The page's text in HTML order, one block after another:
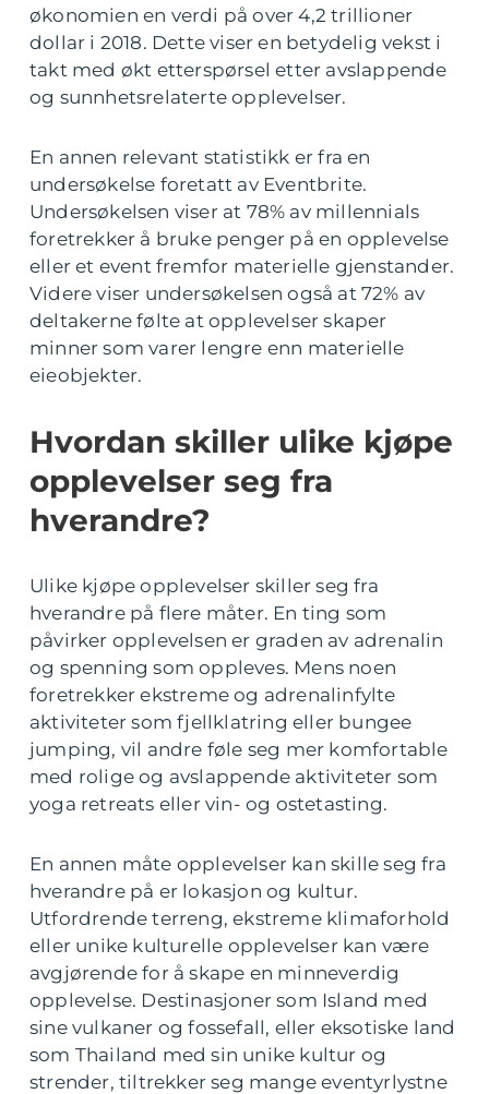
økonomien en verdi på over 4,2 trillioner
dollar i 2018. Dette viser en betydelig vekst i
takt med økt etterspørsel etter avslappende
og sunnhetsrelaterte opplevelser.
En annen relevant statistikk er fra en
undersøkelse foretatt av Eventbrite.
Undersøkelsen viser at 78% av millennials
foretrekker å bruke penger på en opplevelse
eller et event fremfor materielle gjenstander.
Videre viser undersøkelsen også at 72% av
deltakerne følte at opplevelser skaper
minner som varer lengre enn materielle
eieobjekter.
Hvordan skiller ulike kjøpe
opplevelser seg fra
hverandre?
Ulike kjøpe opplevelser skiller seg fra
hverandre på flere måter. En ting som
påvirker opplevelsen er graden av adrenalin
og spenning som oppleves. Mens noen
foretrekker ekstreme og adrenalinfylte
aktiviteter som fjellklatring eller bungee
jumping, vil andre føle seg mer komfortable
med rolige og avslappende aktiviteter som
yoga retreats eller vin- og ostetasting.
En annen måte opplevelser kan skille seg fra
hverandre på er lokasjon og kultur.
Utfordrende terreng, ekstreme klimaforhold
eller unike kulturelle opplevelser kan være
avgjørende for å skape en minneverdig
opplevelse. Destinasjoner som Island med
sine vulkaner og fossefall, eller eksotiske land
som Thailand med sin unike kultur og
strender, tiltrekker seg mange eventyrlystne